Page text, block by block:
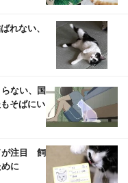
れない、
ない、国
そばにい
が注目 飼
に